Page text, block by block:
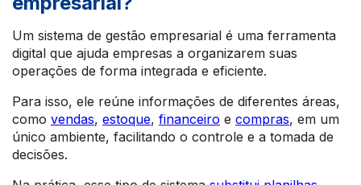
Um sistema de gestão empresarial é uma ferramenta
digital que ajuda empresas a organizarem suas
operações de forma integrada e eficiente.
Para isso, ele reúne informações de diferentes áreas,
como vendas, estoque, financeiro e compras, em um
único ambiente, facilitando o controle e a tomada de
decisões.